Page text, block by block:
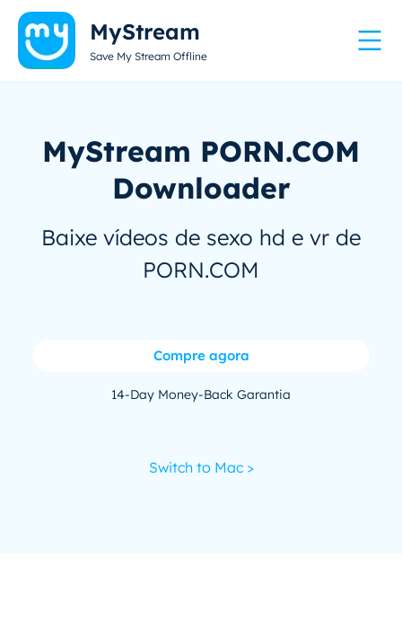
MyStream
Save My Stream Offline
MyStream PORN.COM
Downloader
Baixe vídeos de sexo hd e vr de
PORN.COM
Compre agora
14-Day Money-Back Garantia
Switch to Mac >